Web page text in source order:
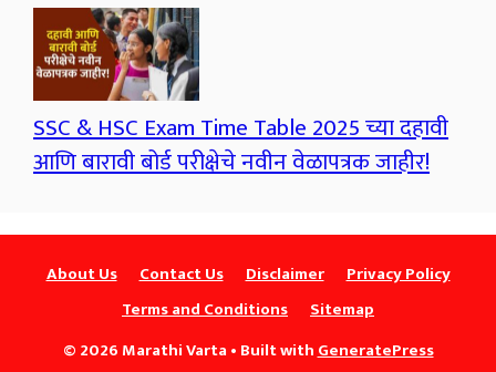
SSC & HSC Exam Time Table 2025 च्या दहावी
आणि बारावी बोर्ड परीक्षेचे नवीन वेळापत्रक जाहीर!
About Us Contact Us Disclaimer
Privacy Policy
Terms and Conditions
Sitemap
© 2026 Marathi Varta • Built withGeneratePress